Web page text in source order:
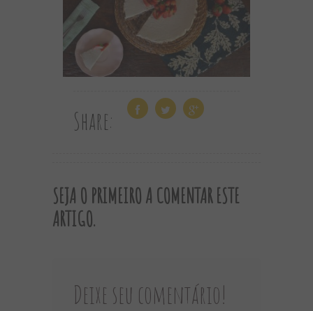
Share:
SEJA O PRIMEIRO A COMENTAR ESTE
ARTIGO.
Deixe seu comentário!